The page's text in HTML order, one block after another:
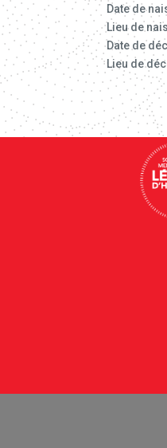
Date de
Lieu de
Date de
Lieu de